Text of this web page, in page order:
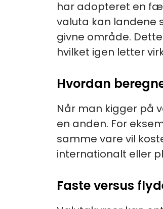
har adopteret en
valuta kan landene
givne område.
hvilket igen letter
Hvordan
Når man kigger på
en anden. For
samme vare vil
internationalt eller
Faste versus